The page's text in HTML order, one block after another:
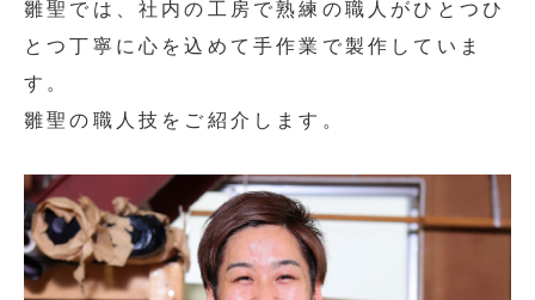
雛聖では、社内の工房で熟練の職人がひとつひ
とつ丁寧に心を込めて手作業で製作していま
す。
雛聖の職人技をご紹介します。